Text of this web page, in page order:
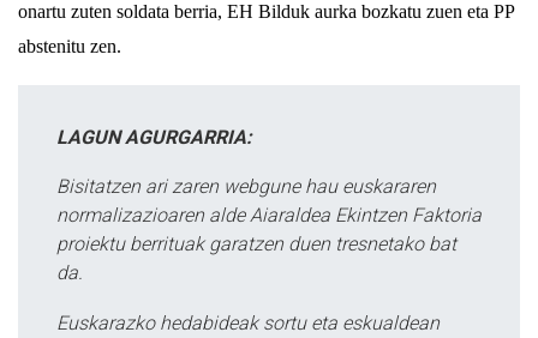
onartu zuten soldata berria, EH Bilduk aurka bozkatu zuen eta PP
abstenitu zen.
LAGUN AGURGARRIA:
Bisitatzen ari zaren webgune hau euskararen
normalizazioaren alde Aiaraldea Ekintzen Faktoria
proiektu berrituak garatzen duen tresnetako bat
da.
Euskarazko hedabideak sortu eta eskualdean